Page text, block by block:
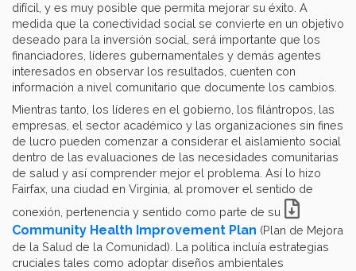
difícil, y es muy posible que permita mejorar su éxito. A
medida que la conectividad social se convierte en un objetivo
deseado para la inversión social, será importante que los
financiadores, líderes gubernamentales y demás agentes
interesados en observar los resultados, cuenten con
información a nivel comunitario que documente los cambios.
Mientras tanto, los líderes en el gobierno, los filántropos, las
empresas, el sector académico y las organizaciones sin fines
de lucro pueden comenzar a considerar el aislamiento social
dentro de las evaluaciones de las necesidades comunitarias
de salud y así comprender mejor el problema. Así lo hizo
Fairfax, una ciudad en Virginia, al promover el sentido de
conexión, pertenencia y sentido como parte de su
Community Health Improvement Plan (Plan de Mejora
de la Salud de la Comunidad). La política incluía estrategias
cruciales tales como adoptar diseños ambientales